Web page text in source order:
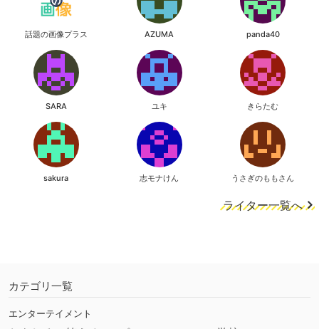
話題の画像プラス AZUMA panda40
SARA ユキ きらたむ
sakura 志モナけん うさぎのももさん
ライター一覧へ
カテゴリ一覧
エンターテイメント